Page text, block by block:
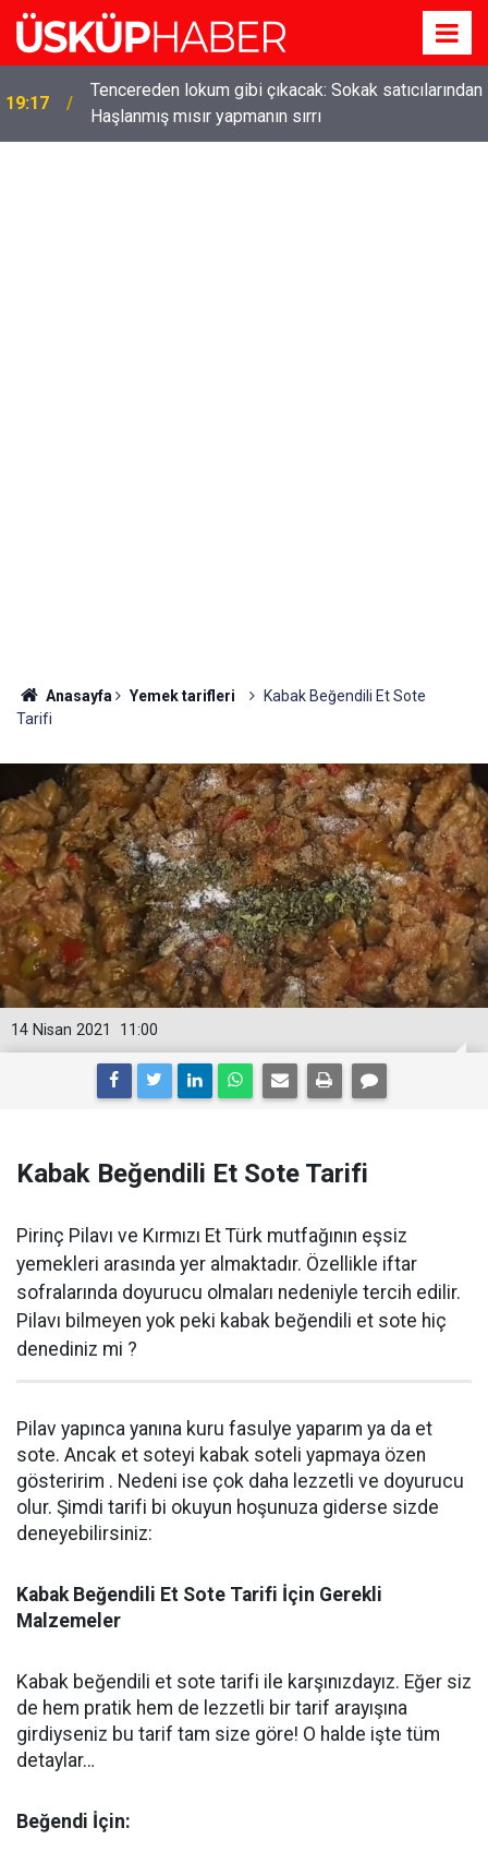
19:17
Tencereden lokum gibi çıkacak: Sokak satıcılarından
Haşlanmış mısır yapmanın sırrı
Anasayfa Yemek tarifleri
Kabak Beğendili Et Sote
Tarifi
11:00
14 Nisan 2021
Kabak Beğendili Et Sote Tarifi
Pirinç Pilavı ve Kırmızı Et Türk mutfağının eşsiz
yemekleri arasında yer almaktadır. Özellikle iftar
sofralarında doyurucu olmaları nedeniyle tercih edilir.
Pilavı bilmeyen yok peki kabak beğendili et sote hiç
denediniz mi ?
Pilav yapınca yanına kuru fasulye yaparım ya da et
sote. Ancak et soteyi kabak soteli yapmaya özen
gösteririm . Nedeni ise çok daha lezzetli ve doyurucu
olur. Şimdi tarifi bi okuyun hoşunuza giderse sizde
deneyebilirsiniz:
Kabak Beğendili Et Sote Tarifi İçin Gerekli
Malzemeler
Kabak beğendili et sote tarifi ile karşınızdayız. Eğer siz
de hem pratik hem de lezzetli bir tarif arayışına
girdiyseniz bu tarif tam size göre! O halde işte tüm
detaylar…
Beğendi İçin: